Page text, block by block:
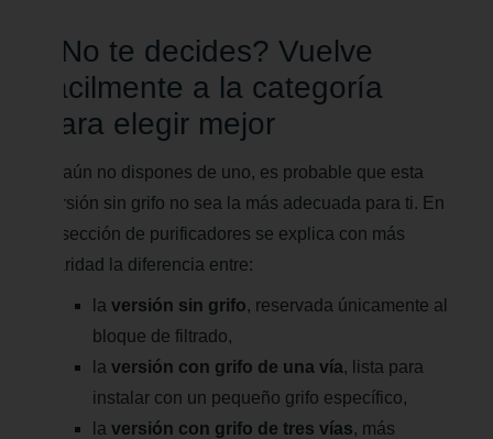
¿No te decides? Vuelve
fácilmente a la categoría
para elegir mejor
Si aún no dispones de uno, es probable que esta
versión sin grifo no sea la más adecuada para ti. En
la sección de purificadores se explica con más
claridad la diferencia entre:
laversión sin grifo, reservada únicamente al
bloque de filtrado,
laversión con grifo de una vía, lista para
instalar con un pequeño grifo específico,
laversión con grifo de tres vías, más